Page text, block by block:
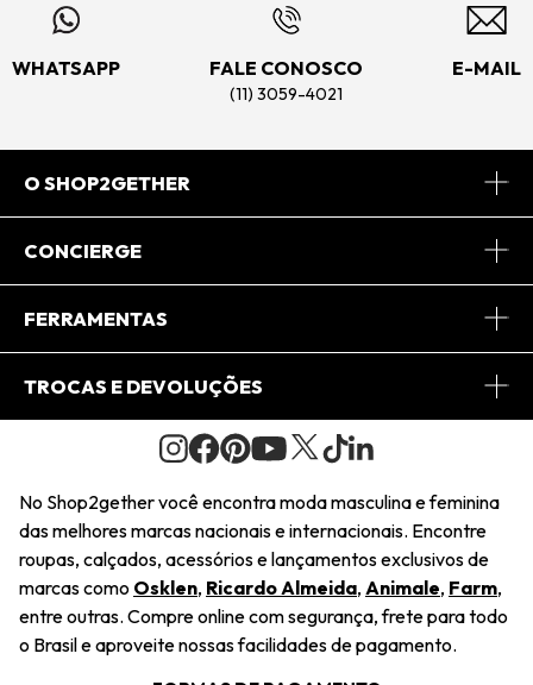
WHATSAPP FALE CONOSCO
(11) 3059-4021
E-MAIL
O SHOP2GETHER
Sobre Nós
Journal
Saiu na Mídia
Sustentabilidade
Navegando
CONCIERGE
Central de Relacionamento
Regulamento e Promoções
FERRAMENTAS
Minha Conta
Pedido de Presente
Wishlist
TROCAS E DEVOLUÇÕES
Condições Gerais
Troca Fácil
Restituição de Pagamento
Dúvidas Frequentes
No Shop2gether você encontra moda masculina e feminina
das melhores marcas nacionais e internacionais. Encontre
roupas, calçados, acessórios e lançamentos exclusivos de
marcas como Osklen, Ricardo Almeida, Animale, Farm,
entre outras. Compre online com segurança, frete para todo
o Brasil e aproveite nossas facilidades de pagamento.